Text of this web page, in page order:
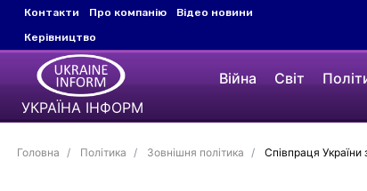
Контакти Про компанію
Відео новини
Керівництво
УКРАЇНА ІНФОРМ
Війна Світ
Головна Політика Зовнішня політика Співпраця України